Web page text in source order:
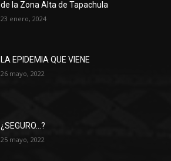
de la Zona Alta de Tapachula
23 enero, 2024
LA EPIDEMIA QUE VIENE
26 mayo, 2022
¿SEGURO…?
25 mayo, 2022